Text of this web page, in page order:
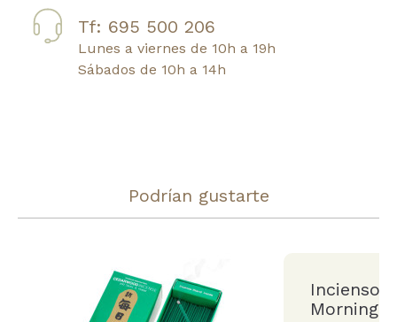
Tf: 695 500 206
Lunes a viernes de 10h a 19h
Sábados de 10h a 14h
Podrían gustarte
Incienso
Morning